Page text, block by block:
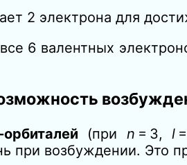
2 электрона для
6 валентных
(при n = 3, l=
при возбуждении. Это